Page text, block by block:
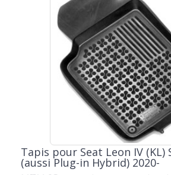
Tapis pour Seat Leon IV
(aussi Plug-in Hybrid) 2020-